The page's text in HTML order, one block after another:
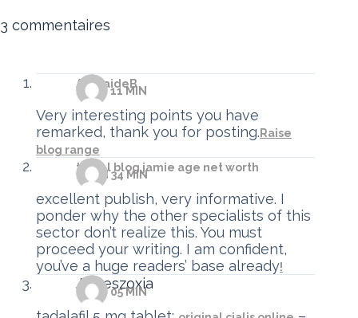
3 commentaires
AdelaideB
/10 H 11 MIN
Very interesting points you have
remarked, thank you for posting. Raise
blog range
travel blog jamie age net worth
/22 H 34 MIN
excellent publish, very informative. I
ponder why the other specialists of this
sector don’t realize this. You must
proceed your writing. I am confident,
you’ve a huge readers’ base already!
Jameszoxia
/14 H 05 MIN